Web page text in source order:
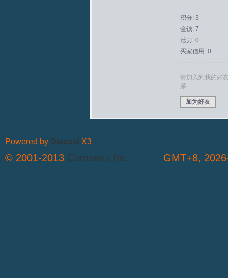
积分: 3
金钱: 7
活力: 0
买家信用: 0
请加入到我的好
系
加为好友
GMT+8,
Powered by Discuz! X3
© 2001-2013 Comsenz Inc.